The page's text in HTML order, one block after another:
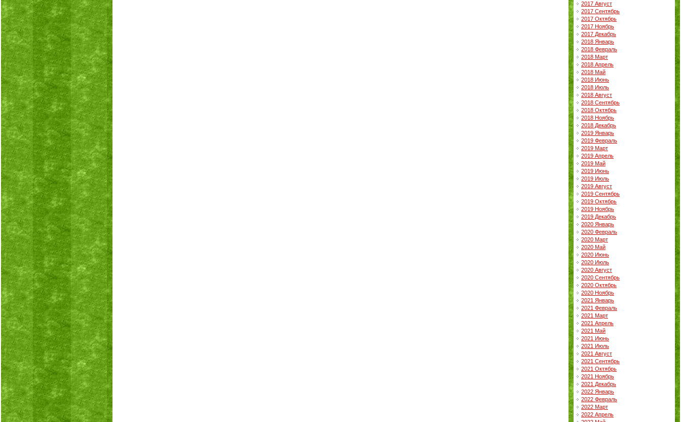
2017 Август
2017 Сентябрь
2017 Октябрь
2017 Ноябрь
2017 Декабрь
2018 Январь
2018 Февраль
2018 Март
2018 Апрель
2018 Май
2018 Июнь
2018 Июль
2018 Август
2018 Сентябрь
2018 Октябрь
2018 Ноябрь
2018 Декабрь
2019 Январь
2019 Февраль
2019 Март
2019 Апрель
2019 Май
2019 Июнь
2019 Июль
2019 Август
2019 Сентябрь
2019 Октябрь
2019 Ноябрь
2019 Декабрь
2020 Январь
2020 Февраль
2020 Март
2020 Май
2020 Июнь
2020 Июль
2020 Август
2020 Сентябрь
2020 Октябрь
2020 Ноябрь
2021 Январь
2021 Февраль
2021 Март
2021 Апрель
2021 Май
2021 Июнь
2021 Июль
2021 Август
2021 Сентябрь
2021 Октябрь
2021 Ноябрь
2021 Декабрь
2022 Январь
2022 Февраль
2022 Март
2022 Апрель